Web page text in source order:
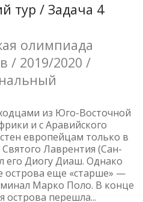
тур / Задача 4
олимпиада
/ 2019/2020 /
из Юго-Восточной
и с Аравийского
европейцам только в
Лаврентия (Сан-
его Диогу Диаш. Однако
острова еще «старше» —
Марко Поло. В конце
острова перешла...